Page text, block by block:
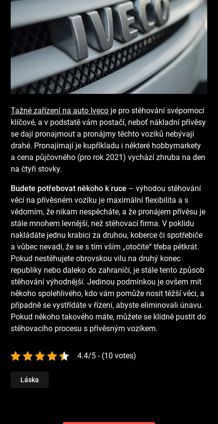
Tažné zařízení na auto Iveco je pro stěhování svépomocí
klíčové, a v podstatě vám postačí, neboť nákladní přívěsy
se dají pronajmout a pronájmy těchto vozíků nebývají
drahé. Pronajímají je kupříkladu i některé hobbymarkety
a cena půjčovného (pro rok 2021) vychází zhruba na den
na čtyři stovky.
Budete potřebovat někoho k ruce – výhodou stěhování
věcí na přívěsném vozíku je maximální flexibilita a s
vědomím, že nikam nespěcháte, a že pronájem přívěsu je
stále mnohem levnější, než stěhovací firma. V poklidu
nakládáte jednu krabici za druhou, koberce či spotřebiče
a vůbec nevadí, že se s tím vším „otočíte“ třeba pětkrát.
Pokud nestěhujete obrovskou vilu na druhý konec
republiky nebo daleko do zahraničí, je stále tento způsob
stěhování výhodnější. Jedinou podmínkou je ovšem mít
někoho spolehlivého, kdo vám pomůže nosit těžší věci, a
případně se vystřídáte v řízení, abyste eliminovali únavu.
Pokud někoho takového máte, můžete se klidně pustit do
stěhovacího procesu s přívěsným vozíkem.
4.4/5 - (10 votes)
Láska